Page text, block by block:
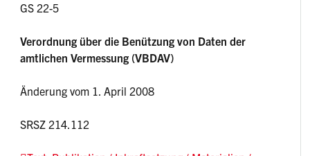
GS 22-5
Verordnung über die Benützung von Daten der
amtlichen Vermessung (VBDAV)
Änderung vom 1. April 2008
SRSZ 214.112